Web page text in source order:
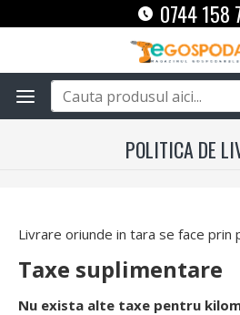
0744 158
POLITICA DE
Livrare oriunde in tara se face prin
Taxe suplimentare
Nu exista alte taxe pentru